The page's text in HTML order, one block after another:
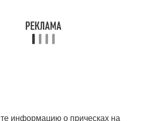
информацию о прическах на